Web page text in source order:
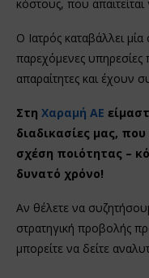
κόστους, που
Ο Ιατρός καταβάλλει μία
παρεχόμενες
απαραίτητες και έχουν
Στη Χαραμή ΑΕ
διαδικασίες μας,
σχέση ποιότητας –
δυνατό χρόνο!
Αν θέλετε να
στρατηγική προβολής
μπορείτε να δείτε